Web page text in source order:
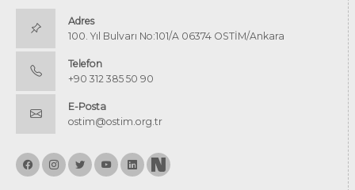
Adres
100. Yıl Bulvarı No:101/A 06374 OSTİM/Ankara
Telefon
+90 312 385 50 90
E-Posta
ostim@ostim.org.tr